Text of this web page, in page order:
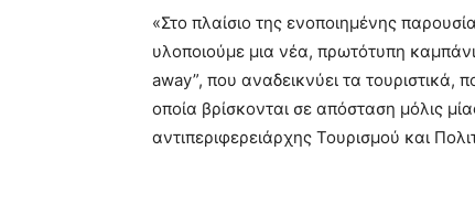
«Στο πλαίσιο της ενοποιημένης
υλοποιούμε μια νέα, πρωτότυπη
away”, που αναδεικνύει τα τουριστικά,
οποία βρίσκονται σε απόσταση μόλις
αντιπεριφερειάρχης Τουρισμού και